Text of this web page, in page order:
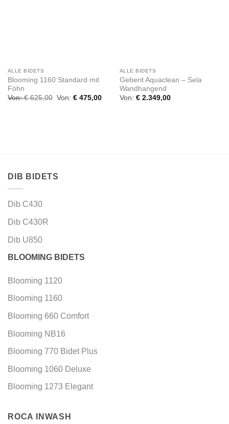
ALLE BIDETS
Blooming 1160 Standard mit
Föhn
Von:€625,00 Von: €475,00
ALLE BIDETS
Geberit Aquaclean – Sela
Wandhangend
Von: €2.349,00
DIB BIDETS
Dib C430
Dib C430R
Dib U850
BLOOMING BIDETS
Blooming 1120
Blooming 1160
Blooming 660 Comfort
Blooming NB16
Blooming 770 Bidet Plus
Blooming 1060 Deluxe
Blooming 1273 Elegant
ROCA INWASH